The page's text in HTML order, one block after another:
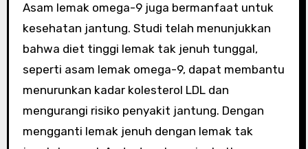
Asam lemak omega-9 juga bermanfaat untuk
kesehatan jantung. Studi telah menunjukkan
bahwa diet tinggi lemak tak jenuh tunggal,
seperti asam lemak omega-9, dapat membantu
menurunkan kadar kolesterol LDL dan
mengurangi risiko penyakit jantung. Dengan
mengganti lemak jenuh dengan lemak tak